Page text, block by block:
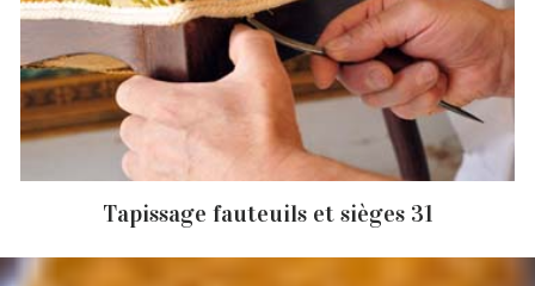
Tapissage fauteuils et sièges 31